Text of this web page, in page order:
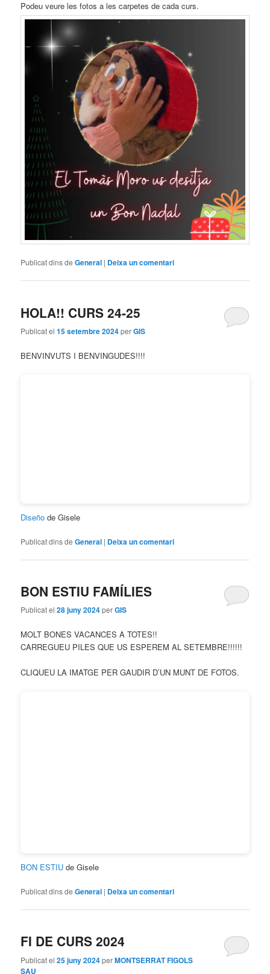
Podeu veure les fotos a les carpetes de cada curs.
Publicat dins de General | Deixa un comentari
HOLA!! CURS 24-25
Publicat el15 setembre 2024perGIS
BENVINVUTS I BENVINGUDES!!!!
Diseño de Gisele
Publicat dins de General | Deixa un comentari
BON ESTIU FAMÍLIES
Publicat el28 juny 2024perGIS
MOLT BONES VACANCES A TOTES!!
CARREGUEU PILES QUE US ESPEREM AL SETEMBRE!!!!!!
CLIQUEU LA IMATGE PER GAUDIR D’UN MUNT DE FOTOS.
BON ESTIU de Gisele
Publicat dins de General | Deixa un comentari
FI DE CURS 2024
Publicat el25 juny 2024perMONTSERRAT FIGOLS
SAU